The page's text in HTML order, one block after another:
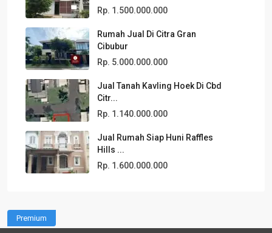
Rp. 1.500.000.000
Rumah Jual Di Citra Gran
Cibubur
Rp. 5.000.000.000
Jual Tanah Kavling Hoek Di Cbd
Citr...
Rp. 1.140.000.000
Jual Rumah Siap Huni Raffles
Hills ...
Rp. 1.600.000.000
Premium